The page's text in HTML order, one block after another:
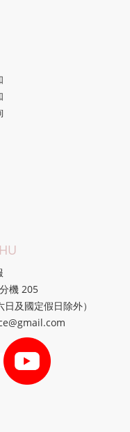
機 205
及國定假日除外）